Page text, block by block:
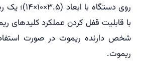
روی دستگاه با
با قابلیت قفل کردن عملکرد کلیدهای
شخص دارنده ریموت در صورت
ریموت.